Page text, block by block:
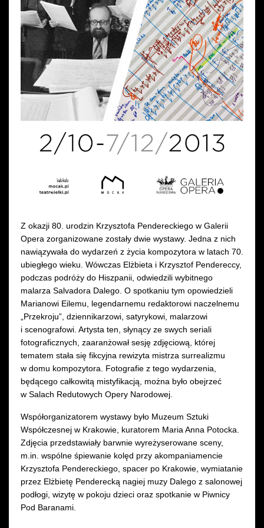
Z okazji 80. urodzin Krzysztofa Pendereckiego w Galerii
Opera zorganizowane zostały dwie wystawy. Jedna z nich
nawiązywała do wydarzeń z życia kompozytora w latach 70.
ubiegłego wieku. Wówczas Elżbieta i Krzysztof Pendereccy,
podczas podróży do Hiszpanii, odwiedzili wybitnego
malarza Salvadora Dalego. O spotkaniu tym opowiedzieli
Marianowi Eilemu, legendarnemu redaktorowi naczelnemu
„Przekroju”, dziennikarzowi, satyrykowi, malarzowi
i scenografowi. Artysta ten, słynący ze swych seriali
fotograficznych, zaaranżował sesję zdjęciową, której
tematem stała się fikcyjna rewizyta mistrza surrealizmu
w domu kompozytora. Fotografie z tego wydarzenia,
będącego całkowitą mistyfikacją, można było obejrzeć
w Salach Redutowych Opery Narodowej.
Współorganizatorem wystawy było Muzeum Sztuki
Współczesnej w Krakowie, kuratorem Maria Anna Potocka.
Zdjęcia przedstawiały barwnie wyreżyserowane sceny,
m.in. wspólne śpiewanie kolęd przy akompaniamencie
Krzysztofa Pendereckiego, spacer po Krakowie, wymiatanie
przez Elżbietę Penderecką nagiej muzy Dalego z salonowej
podłogi, wizytę w pokoju dzieci oraz spotkanie w Piwnicy
Pod Baranami.